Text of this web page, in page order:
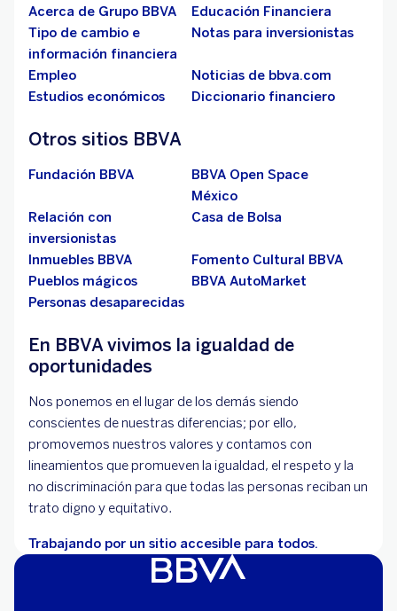
Acerca de Grupo BBVA
Educación Financiera
Tipo de cambio e
información financiera
Notas para inversionistas
Empleo
Noticias de bbva.com
Estudios económicos
Diccionario financiero
Otros sitios BBVA
Fundación BBVA
BBVA Open Space
México
Relación con
inversionistas
Casa de Bolsa
Inmuebles BBVA
Fomento Cultural BBVA
Pueblos mágicos
BBVA AutoMarket
Personas desaparecidas
En BBVA vivimos la igualdad de
oportunidades
Nos ponemos en el lugar de los demás siendo
conscientes de nuestras diferencias; por ello,
promovemos nuestros valores y contamos con
lineamientos que promueven la igualdad, el respeto y la
no discriminación para que todas las personas reciban un
trato digno y equitativo.
Trabajando por un sitio accesible para todos.